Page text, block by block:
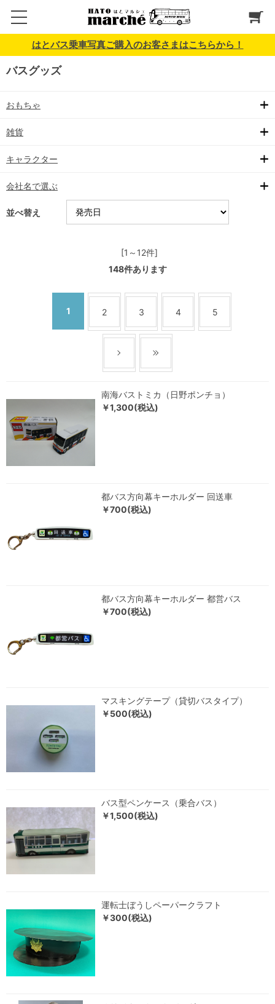
はとバス乗車写真ご購入のお客さまはこちらから！
バスグッズ
おもちゃ
雑貨
キャラクター
会社名で選ぶ
並べ替え
[1～12件]
148件あります
1 2 3 4 5
南海バストミカ（日野ポンチョ）
￥1,300(税込)
都バス方向幕キーホルダー 回送車
￥700(税込)
都バス方向幕キーホルダー 都営バス
￥700(税込)
マスキングテープ（貸切バスタイプ）
￥500(税込)
バス型ペンケース（乗合バス）
￥1,500(税込)
運転士ぼうしペーパークラフト
￥300(税込)